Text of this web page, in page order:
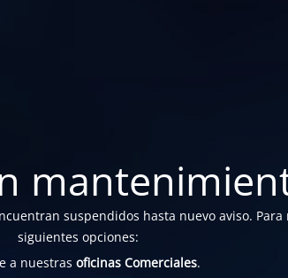
suspendidos hasta nuevo aviso.
siguientes opciones:
a nuestras oficinas Comerciales.